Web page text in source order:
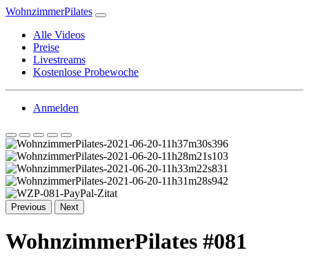
WohnzimmerPilates
Alle Videos
Preise
Livestreams
Kostenlose Probewoche
Anmelden
Previous Next
WohnzimmerPilates #081